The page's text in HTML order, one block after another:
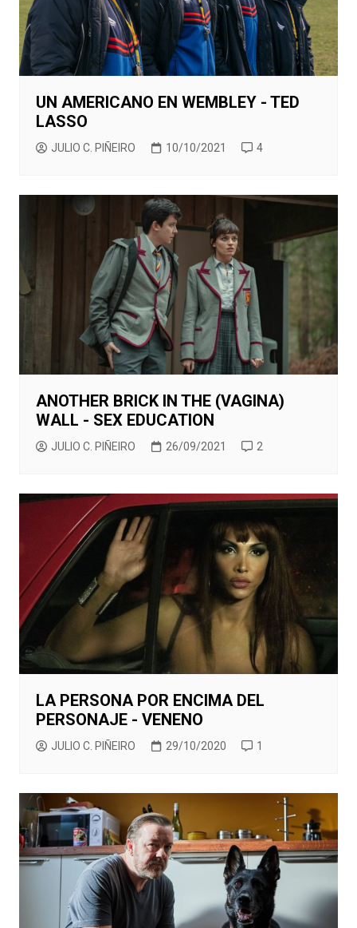
UN AMERICANO EN WEMBLEY - TED
LASSO
JULIO C. PIÑEIRO 10/10/2021 4
ANOTHER BRICK IN THE (VAGINA)
WALL - SEX EDUCATION
JULIO C. PIÑEIRO 26/09/2021 2
LA PERSONA POR ENCIMA DEL
PERSONAJE - VENENO
JULIO C. PIÑEIRO 29/10/2020 1